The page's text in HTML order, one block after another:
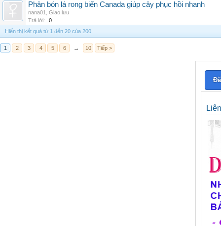
Phân bón lá rong biển Canada giúp cây phục hồi nhanh
nana01
Giao lưu
Trả lời:
0
Hiển thị kết quả từ 1 đến 20 của 200
1 2 3 4 5 6 → 10 Tiếp >